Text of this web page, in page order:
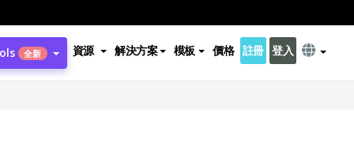
全新 資源 解決方案 模板 價格 註冊 登入